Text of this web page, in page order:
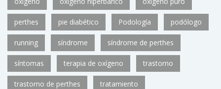
perthes pie diabético Podología podólogo
running síndrome síndrome de perthes
síntomas terapia de oxígeno trastorno
trastorno de perthes tratamiento